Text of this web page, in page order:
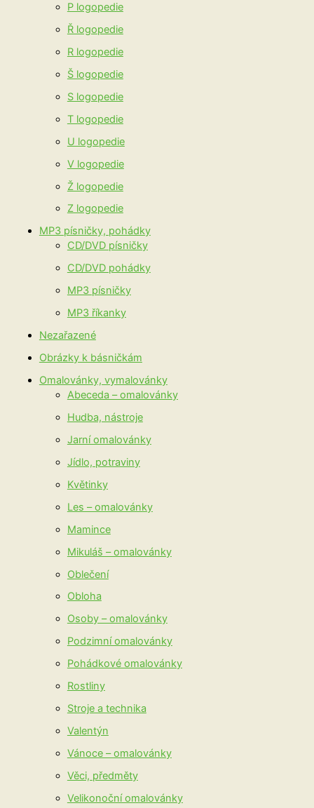
P logopedie
Ř logopedie
R logopedie
Š logopedie
S logopedie
T logopedie
U logopedie
V logopedie
Ž logopedie
Z logopedie
MP3 písničky, pohádky
CD/DVD písničky
CD/DVD pohádky
MP3 písničky
MP3 říkanky
Nezařazené
Obrázky k básničkám
Omalovánky, vymalovánky
Abeceda – omalovánky
Hudba, nástroje
Jarní omalovánky
Jídlo, potraviny
Květinky
Les – omalovánky
Mamince
Mikuláš – omalovánky
Oblečení
Obloha
Osoby – omalovánky
Podzimní omalovánky
Pohádkové omalovánky
Rostliny
Stroje a technika
Valentýn
Vánoce – omalovánky
Věci, předměty
Velikonoční omalovánky